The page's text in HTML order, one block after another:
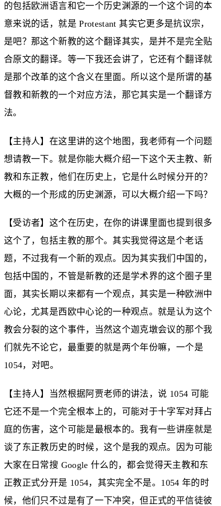
的包括欧洲语言和它一个历史渊源的一个这个词的本
意来说的话，就是 Protestant 其实它更多是抗议宗，
是吧？那这个新教的这个翻译其实，是并不是完全贴
合原文的翻译。等一下我还会讲了，它还有个翻译就
是那个改革的这个含义在里面。所以这个是所谓的基
督教和新教的一个对应方法，那它其实是一个翻译方
法。
【主持人】在这里讲的这个地图，我老师有一个问题
想请教一下。就是你能大概介绍一下这个天主教、新
教和东正教，他们在历史上，它是什么时候分开的？
大概的一个形成的历史渊源，可以大概介绍一下吗？
【受访者】这个在历史，在你的讲课里面也提到很多
这个了，包括主教的那个。其实我觉得这是个老话
题，不过我有一个新的观点。因为其实我们中国的，
包括中国的，不管是新教的还是学术界的这个圈子里
面，其实长期以来都有一个观点，其实是一种欧洲中
心论，尤其是西欧中心论的一种观点。就是认为这个
教会分裂的这个事件，当然这个迦克墩会议的那个我
们就先不论它，最重要的就是两个年份嘛，一个是
1054，对吧。
【主持人】当然根据阿贾老师的讲法，说 1054 可能
它还不是一个完全根本上的，可能对于十字军对拜占
庭的伤害，这个可能是最根本的。我有一些讲座就是
谈了东正教历史的时候，这个是我的观点。因为可能
大家在日常搜 Google 什么的，都会觉得天主教和东
正教正式分开是 1054，其实完全不是。1054 年的时
候，他们只不过是有了一下冲突，但正式的平信徒彼